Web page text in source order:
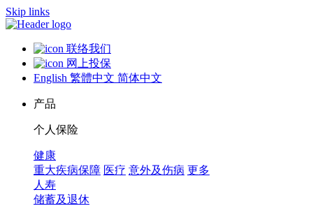
Skip links
联络我们
网上投保
English 繁體中文 简体中文
产品
个人保险
健康
重大疾病保障 医疗 意外及伤病 更多
人寿
储蓄及退休